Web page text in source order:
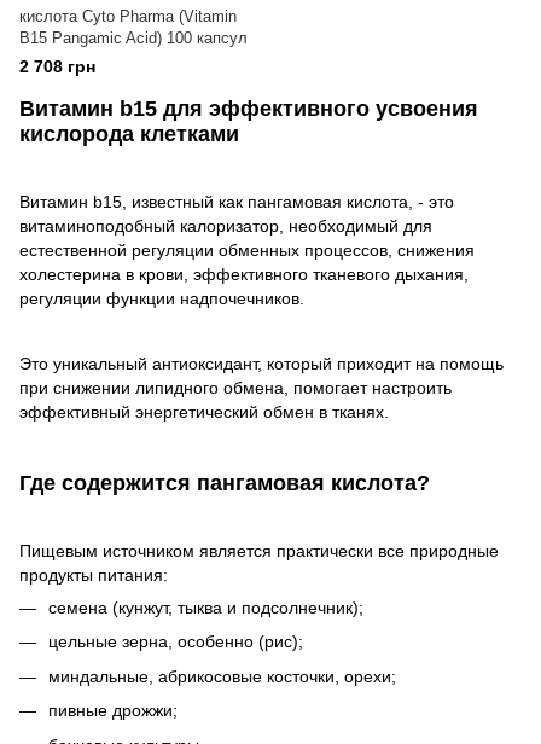
кислота Cyto Pharma (Vitamin
B15 Pangamic Acid) 100 капсул
2 708 грн
Витамин b15 для эффективного усвоения
кислорода клетками
Витамин b15, известный как пангамовая кислота, - это
витаминоподобный калоризатор, необходимый для
естественной регуляции обменных процессов, снижения
холестерина в крови, эффективного тканевого дыхания,
регуляции функции надпочечников.
Это уникальный антиоксидант, который приходит на помощь
при снижении липидного обмена, помогает настроить
эффективный энергетический обмен в тканях.
Где содержится пангамовая кислота?
Пищевым источником является практически все природные
продукты питания:
семена (кунжут, тыква и подсолнечник);
цельные зерна, особенно (рис);
миндальные, абрикосовые косточки, орехи;
пивные дрожжи;